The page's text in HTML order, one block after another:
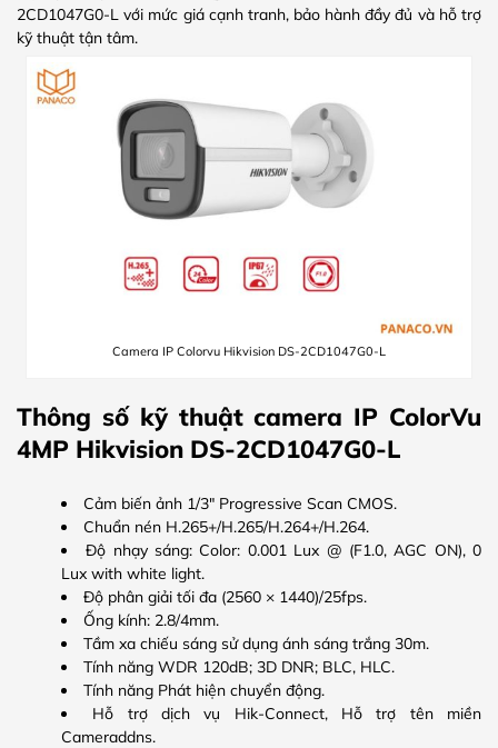
2CD1047G0-L với mức giá cạnh tranh, bảo hành đầy đủ và hỗ trợ
kỹ thuật tận tâm.
Camera IP Colorvu Hikvision DS-2CD1047G0-L
Thông số kỹ thuật camera IP ColorVu
4MP Hikvision DS-2CD1047G0-L
Cảm biến ảnh 1/3″ Progressive Scan CMOS.
Chuẩn nén H.265+/H.265/H.264+/H.264.
Độ nhạy sáng: Color: 0.001 Lux @ (F1.0, AGC ON), 0
Lux with white light.
Độ phân giải tối đa (2560 × 1440)/25fps.
Ống kính: 2.8/4mm.
Tầm xa chiếu sáng sử dụng ánh sáng trắng 30m.
Tính năng WDR 120dB; 3D DNR; BLC, HLC.
Tính năng Phát hiện chuyển động.
Hỗ trợ dịch vụ Hik-Connect, Hỗ trợ tên miền
Cameraddns.